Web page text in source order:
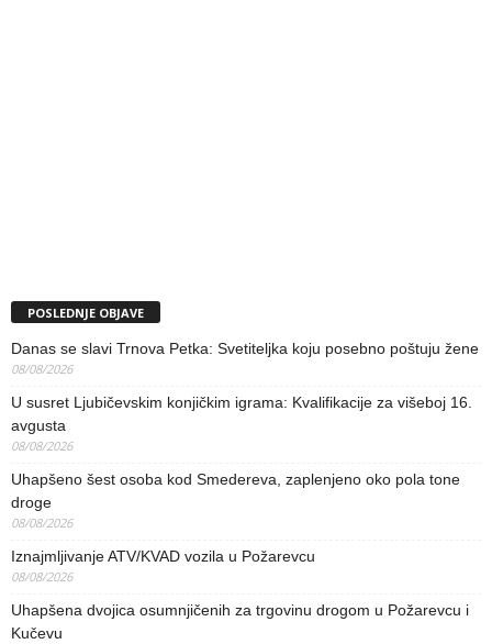
POSLEDNJE OBJAVE
Danas se slavi Trnova Petka: Svetiteljka koju posebno poštuju žene
08/08/2026
U susret Ljubičevskim konjičkim igrama: Kvalifikacije za višeboj 16.
avgusta
08/08/2026
Uhapšeno šest osoba kod Smedereva, zaplenjeno oko pola tone
droge
08/08/2026
Iznajmljivanje ATV/KVAD vozila u Požarevcu
08/08/2026
Uhapšena dvojica osumnjičenih za trgovinu drogom u Požarevcu i
Kučevu